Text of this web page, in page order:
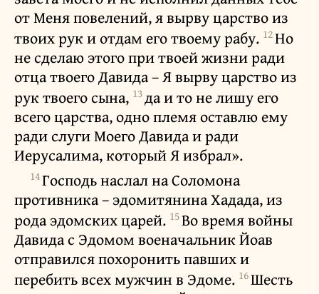
от Меня повелений, я вырву царство из
твоих рук и отдам его твоему рабу. 12Но
не сделаю этого при твоей жизни ради
отца твоего Давида – Я вырву царство из
рук твоего сына, 13да и то не лишу его
всего царства, одно племя оставлю ему
ради слуги Моего Давида и ради
Иерусалима, который Я избрал».
14Господь наслал на Соломона
противника – эдомитянина Хадада, из
рода эдомских царей. 15Во время войны
Давида с Эдомом военачальник Йоав
отправился похоронить павших и
перебить всех мужчин в Эдоме. 16Шесть